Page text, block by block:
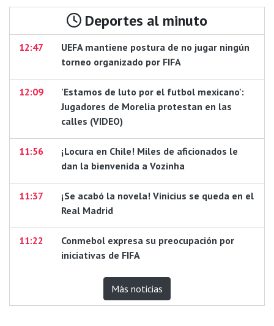
Deportes al minuto
12:47
UEFA mantiene postura de no jugar ningún
torneo organizado por FIFA
12:09
'Estamos de luto por el futbol mexicano':
Jugadores de Morelia protestan en las
calles (VIDEO)
11:56
¡Locura en Chile! Miles de aficionados le
dan la bienvenida a Vozinha
11:37
¡Se acabó la novela! Vinicius se queda en el
Real Madrid
11:22
Conmebol expresa su preocupación por
iniciativas de FIFA
Más noticias